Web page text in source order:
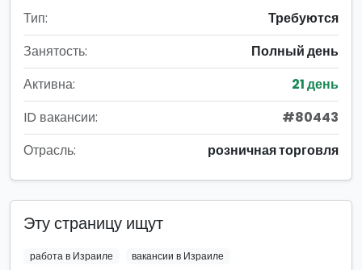
Тип:
Требуются
Занятость:
Полный день
Активна:
21 день
ID вакансии:
#80443
Отрасль:
розничная торговля
Эту страницу ищут
работа в Израиле
вакансии в Израиле